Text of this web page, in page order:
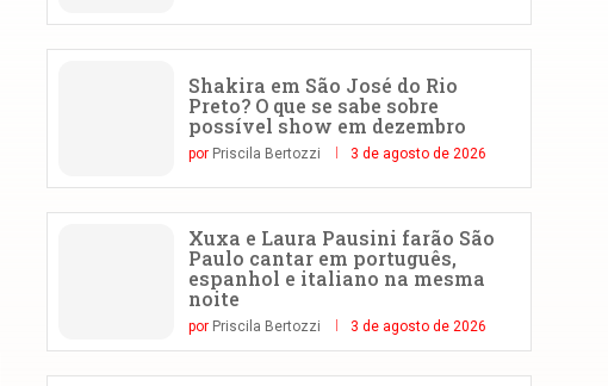
Shakira em São José do Rio
Preto? O que se sabe sobre
possível show em dezembro
por Priscila Bertozzi 3 de agosto de 2026
Xuxa e Laura Pausini farão São
Paulo cantar em português,
espanhol e italiano na mesma
noite
por Priscila Bertozzi 3 de agosto de 2026